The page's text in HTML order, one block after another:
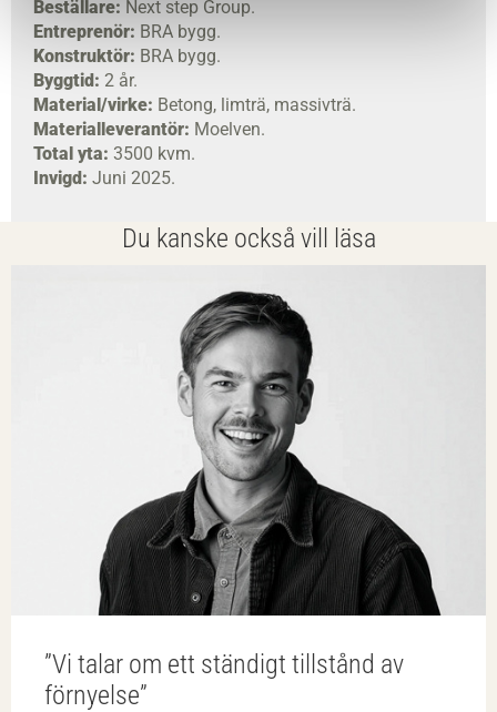
Beställare: Next step Group.
Entreprenör: BRA bygg.
Konstruktör: BRA bygg.
Byggtid: 2 år.
Material/virke: Betong, limträ, massivträ.
Materialleverantör: Moelven.
Total yta: 3500 kvm.
Invigd: Juni 2025.
Du kanske också vill läsa
”Vi talar om ett ständigt tillstånd av
förnyelse”